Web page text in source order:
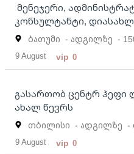
მენეჯერი,
კონსულტანტი,
ბათუმი - ადგილზე -
9 August vip 0
გასართობ ცენტრ ჰეფი
ახალ წევრს
თბილისი - ადგილზე -
9 August vip 0